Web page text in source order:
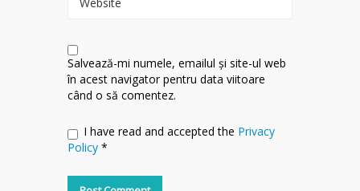
Salvează-mi numele, emailul și site-ul web
în acest navigator pentru data viitoare
când o să comentez.
I have read and accepted the Privacy
Policy *